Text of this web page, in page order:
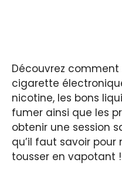
Découvrez
cigarette
nicotine, les bons
fumer ainsi que les
obtenir une session
qu’il faut savoir
tousser en vapotant !